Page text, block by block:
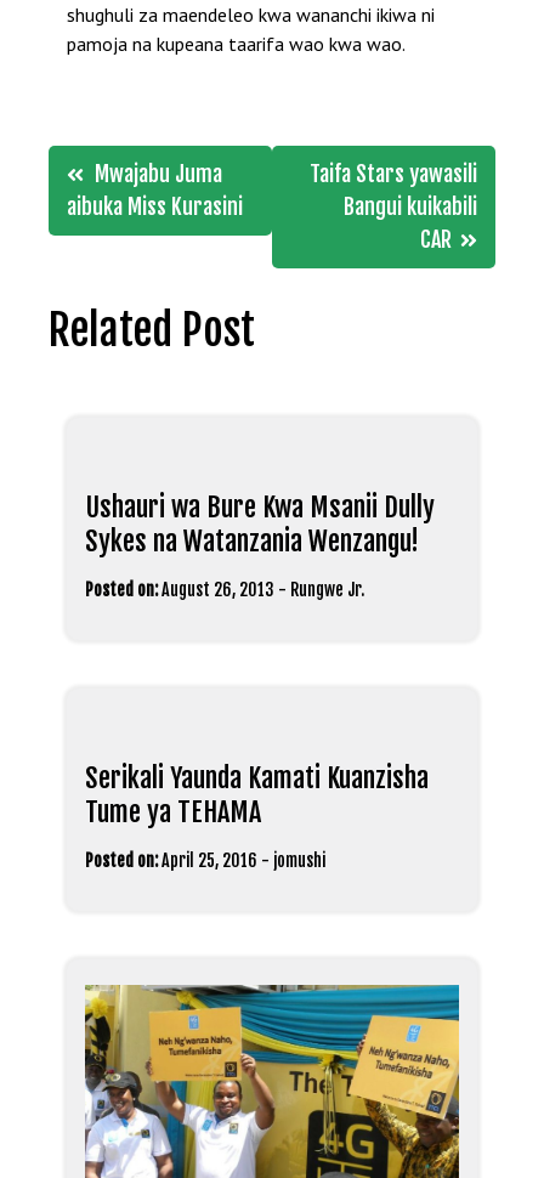
shughuli za maendeleo kwa wananchi ikiwa ni
pamoja na kupeana taarifa wao kwa wao.
Post
navigation
Mwajabu Juma
aibuka Miss Kurasini
Taifa Stars yawasili
Bangui kuikabili
CAR
Related Post
Ushauri wa Bure Kwa Msanii Dully
Sykes na Watanzania Wenzangu!
Posted on:August 26, 2013 - Rungwe Jr.
Serikali Yaunda Kamati Kuanzisha
Tume ya TEHAMA
Posted on:April 25, 2016 - jomushi